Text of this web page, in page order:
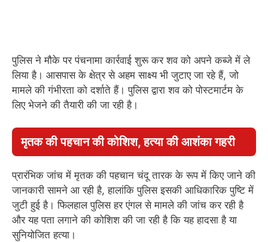
पुलिस ने मौके पर पंचनामा कार्रवाई शुरू कर शव को अपने कब्जे में ले
लिया है। आसपास के क्षेत्र से अहम साक्ष्य भी जुटाए जा रहे हैं, जो
मामले की गंभीरता को दर्शाते हैं। पुलिस द्वारा शव को पोस्टमार्टम के
लिए भेजने की तैयारी की जा रही है।
मृतक की पहचान की कोशिश, हत्या की आशंका गहरी
प्रारंभिक जांच में मृतक की पहचान चंदू तारक के रूप में किए जाने की
जानकारी सामने आ रही है, हालांकि पुलिस इसकी आधिकारिक पुष्टि में
जुटी हुई है। फिलहाल पुलिस हर एंगल से मामले की जांच कर रही है
और यह पता लगाने की कोशिश की जा रही है कि यह हादसा है या
सुनियोजित हत्या।